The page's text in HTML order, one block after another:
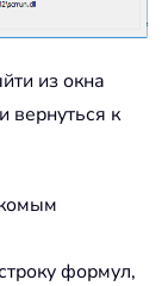
из окна
и вернуться к
формул,